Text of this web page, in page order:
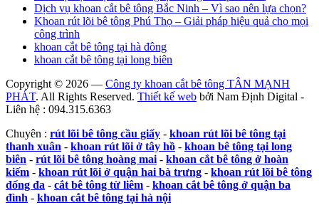
Dịch vụ khoan cắt bê tông Bắc Ninh – Vì sao nên lựa chọn?
Khoan rút lõi bê tông Phú Thọ – Giải pháp hiệu quả cho mọi
công trình
khoan cắt bê tông tại hà đông
khoan cắt bê tông tại long biên
Copyright © 2026 — Công ty khoan cắt bê tông TÂN MẠNH
PHÁT. All Rights Reserved. Thiết kế web bởi Nam Định Digital -
Liên hệ : 094.315.6363
Chuyên : rút lõi bê tông cầu giấy - khoan rút lõi bê tông tại
thanh xuân - khoan rút lõi ở tây hồ - khoan bê tông tại long
biên - rút lõi bê tông hoàng mai - khoan cắt bê tông ở hoàn
kiếm - khoan rút lõi ở quận hai bà trưng - khoan rút lõi bê tông
đống đa - cắt bê tông từ liêm - khoan cắt bê tông ở quận ba
đình - khoan cắt bê tông tại hà nội